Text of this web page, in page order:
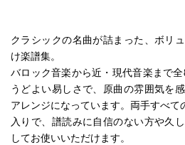
クラシックの名曲が詰まった、ボリ
け楽譜集。
バロック音楽から近・現代音楽まで
うどよい易しさで、原曲の雰囲気を
アレンジになっています。両手すべて
入りで、譜読みに自信のない方や久
してお使いいただけます。